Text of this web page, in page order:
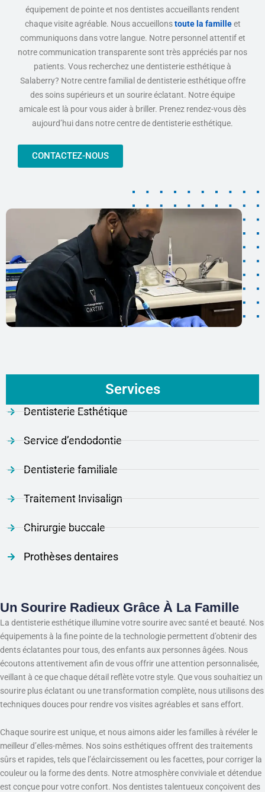
équipement de pointe et nos dentistes accueillants rendent
chaque visite agréable. Nous accueillonstoute la familleet
communiquons dans votre langue. Notre personnel attentif et
notre communication transparente sont très appréciés par nos
patients. Vous recherchez une dentisterie esthétique à
Salaberry? Notre centre familial de dentisterie esthétique offre
des soins supérieurs et un sourire éclatant. Notre équipe
amicale est là pour vous aider à briller. Prenez rendez-vous dès
aujourd’hui dans notre centre de dentisterie esthétique.
CONTACTEZ-NOUS
Services
Dentisterie Esthétique
Service d’endodontie
Dentisterie familiale
Traitement Invisalign
Chirurgie buccale
Prothèses dentaires
Un Sourire Radieux Grâce À La Famille
La dentisterie esthétique illumine votre sourire avec santé et beauté. Nos
équipements à la fine pointe de la technologie permettent d’obtenir des
dents éclatantes pour tous, des enfants aux personnes âgées. Nous
écoutons attentivement afin de vous offrir une attention personnalisée,
veillant à ce que chaque détail reflète votre style. Que vous souhaitiez un
sourire plus éclatant ou une transformation complète, nous utilisons des
techniques douces pour rendre vos visites agréables et sans effort.
Chaque sourire est unique, et nous aimons aider les familles à révéler le
meilleur d’elles-mêmes. Nos soins esthétiques offrent des traitements
sûrs et rapides, tels que l’éclaircissement ou les facettes, pour corriger la
couleur ou la forme des dents. Notre atmosphère conviviale et détendue
est conçue pour votre confort. Nos dentistes talentueux conçoivent des